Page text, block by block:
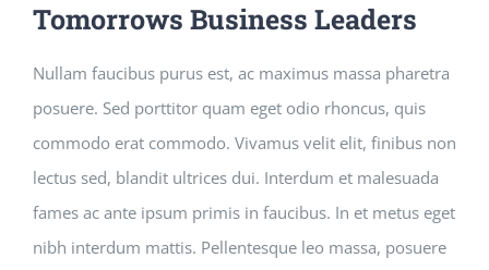
Tomorrows Business Leaders
Nullam faucibus purus est, ac maximus massa pharetra
posuere. Sed porttitor quam eget odio rhoncus, quis
commodo erat commodo. Vivamus velit elit, finibus non
lectus sed, blandit ultrices dui. Interdum et malesuada
fames ac ante ipsum primis in faucibus. In et metus eget
nibh interdum mattis. Pellentesque leo massa, posuere